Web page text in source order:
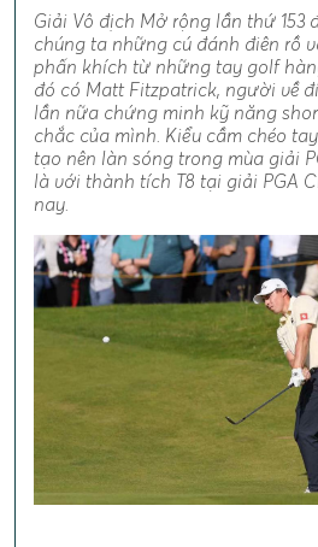
Giải Vô địch Mở rộng lần thứ 153
chúng ta những cú đánh điên rồ
phấn khích từ những tay golf
đó có Matt Fitzpatrick, người về
lần nữa chứng minh kỹ năng
chắc của mình. Kiểu cầm chéo
tạo nên làn sóng trong mùa giải
là với thành tích T8 tại giải PGA
nay.